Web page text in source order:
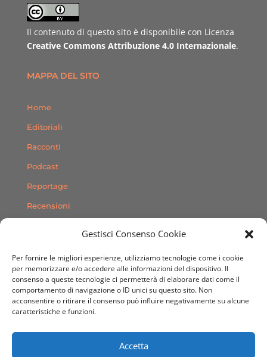
Gestisci Consenso Cookie
Per fornire le migliori esperienze, utilizziamo tecnologie come i cookie
per memorizzare e/o accedere alle informazioni del dispositivo. Il
consenso a queste tecnologie ci permetterà di elaborare dati come il
comportamento di navigazione o ID unici su questo sito. Non
acconsentire o ritirare il consenso può influire negativamente su alcune
caratteristiche e funzioni.
Accetta
Il contenuto di questo sito è disponibile con Licenza
Creative Commons Attribuzione 4.0 Internazionale.
MAPPA DEL SITO
Home
Editoriali
Racconti
Podcast
Reportage
Recensioni
Contatti
SEGUICI SUI SOCIAL